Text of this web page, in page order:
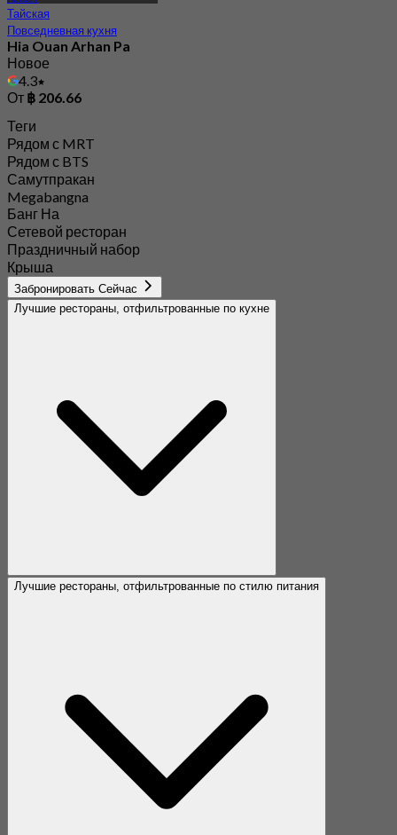
Тайская
Повседневная кухня
Hia Ouan Arhan Pa
Новое
4.3
От ฿ 206.66
Теги
Рядом с MRT
Рядом с BTS
Самутпракан
Megabangna
Банг На
Сетевой ресторан
Праздничный набор
Крыша
Забронировать Сейчас
Лучшие рестораны, отфильтрованные по кухне
Лучшие рестораны, отфильтрованные по стилю питания